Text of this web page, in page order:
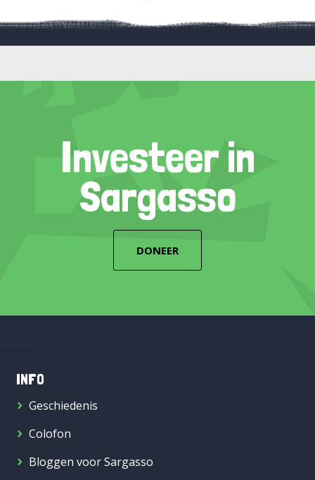
Investeer in
Sargasso
DONEER
INFO
Geschiedenis
Colofon
Bloggen voor Sargasso